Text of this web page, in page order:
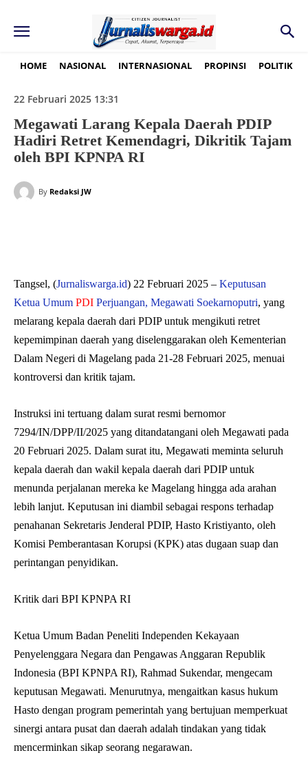
HOME NASIONAL INTERNASIONAL PROPINSI POLITIK
22 Februari 2025 13:31
Megawati Larang Kepala Daerah PDIP
Hadiri Retret Kemendagri, Dikritik Tajam
oleh BPI KPNPA RI
By Redaksi JW
Tangsel, (Jurnaliswarga.id) 22 Februari 2025 – Keputusan
Ketua Umum PDI Perjuangan, Megawati Soekarnoputri, yang
melarang kepala daerah dari PDIP untuk mengikuti retret
kepemimpinan daerah yang diselenggarakan oleh Kementerian
Dalam Negeri di Magelang pada 21-28 Februari 2025, menuai
kontroversi dan kritik tajam.
Instruksi ini tertuang dalam surat resmi bernomor
7294/IN/DPP/II/2025 yang ditandatangani oleh Megawati pada
20 Februari 2025. Dalam surat itu, Megawati meminta seluruh
kepala daerah dan wakil kepala daerah dari PDIP untuk
menunda perjalanan mereka ke Magelang hingga ada arahan
lebih lanjut. Keputusan ini diambil sebagai respons terhadap
penahanan Sekretaris Jenderal PDIP, Hasto Kristiyanto, oleh
Komisi Pemberantasan Korupsi (KPK) atas dugaan suap dan
perintangan penyidikan.
Kritik dari BPI KPNPA RI
Ketua Umum Badan Peneliti Independen Kekayaan
Penyelenggara Negara dan Pengawas Anggaran Republik
Indonesia (BPI KPNPA RI), Rahmad Sukendar, mengecam
keputusan Megawati. Menurutnya, mengaitkan kasus hukum
Hasto dengan program pemerintah yang bertujuan memperkuat
sinergi antara pusat dan daerah adalah tindakan yang tidak
mencerminkan sikap seorang negarawan.